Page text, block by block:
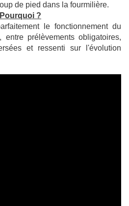
de pied dans la fourmilière.
?
le fonctionnement du
entre prélèvements obligatoires,
et ressenti sur l'évolution